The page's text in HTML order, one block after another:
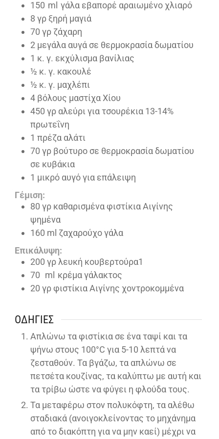
150 ml γάλα εβαπορέ αραιωμένο χλιαρό
8 γρ ξηρή μαγιά
70 γρ ζάχαρη
2 μεγάλα αυγά σε θερμοκρασία δωματίου
1 κ. γ. εκχύλισμα βανίλιας
½ κ. γ. κακουλέ
½ κ. γ. μαχλέπι
4 βόλους μαστίχα Χίου
450 γρ αλεύρι για τσουρέκια 13-14%
πρωτεΐνη
1 πρέζα αλάτι
70 γρ βούτυρο σε θερμοκρασία δωματίου
σε κυβάκια
1 μικρό αυγό για επάλειψη
Γέμιση:
80 γρ καθαρισμένα φιστίκια Αιγίνης
ψημένα
160 ml ζαχαρούχο γάλα
Επικάλυψη:
200 γρ λευκή κουβερτούρα1
70 ml κρέμα γάλακτος
20 γρ φιστίκια Αιγίνης χοντροκομμένα
ΟΔΗΓΊΕΣ
Απλώνω τα φιστίκια σε ένα ταψί και τα
ψήνω στους 100°C για 5-10 λεπτά να
ζεσταθούν. Τα βγάζω, τα απλώνω σε
πετσέτα κουζίνας, τα καλύπτω με αυτή και
τα τρίβω ώστε να φύγει η φλούδα τους.
Τα μεταφέρω στον πολυκόφτη, τα αλέθω
σταδιακά (ανοιγοκλείνοντας το μηχάνημα
από το διακόπτη για να μην καεί) μέχρι να